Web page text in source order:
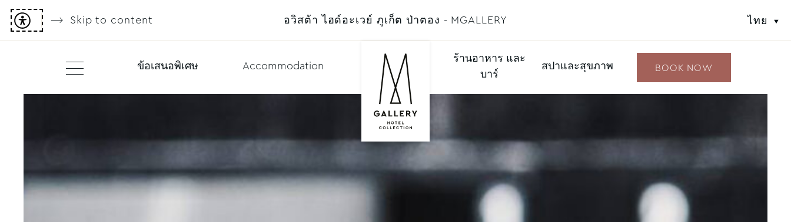
Skip to content อวิสต้า ไฮด์อะเวย์ ภูเก็ต ป่าตอง - MGALLERY ไทย
ข้อเสนอพิเศษ Accommodation
ร้านอาหาร และ
บาร์
สปาและสุขภาพ BOOK NOW